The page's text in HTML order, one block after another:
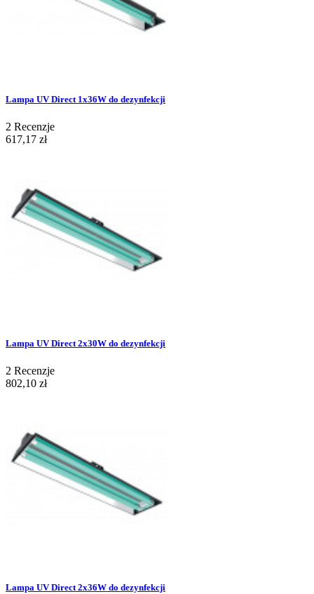
Lampa UV Direct 1x36W do dezynfekcji
2 Recenzje
617,17 zł
Lampa UV Direct 2x30W do dezynfekcji
2 Recenzje
802,10 zł
Lampa UV Direct 2x36W do dezynfekcji